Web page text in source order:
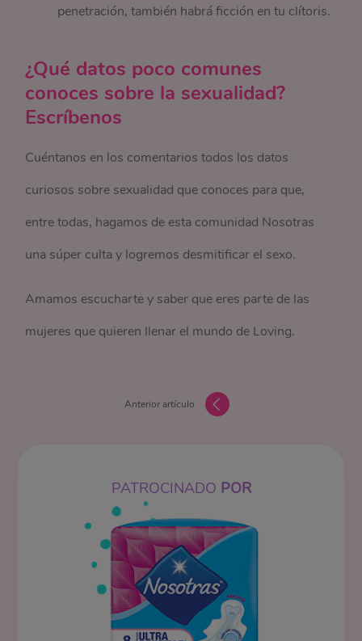
penetración, también habrá ficción en tu clítoris.
¿Qué datos poco comunes
conoces sobre la sexualidad?
Escríbenos
Cuéntanos en los comentarios todos los datos
curiosos sobre sexualidad que conoces para que,
entre todas, hagamos de esta comunidad Nosotras
una súper culta y logremos desmitificar el sexo.
Amamos escucharte y saber que eres parte de las
mujeres que quieren llenar el mundo de Loving.
Anterior artículo
PATROCINADO POR